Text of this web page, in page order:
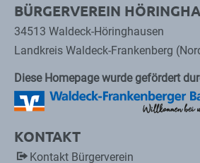
BÜRGERVEREIN
34513 Waldeck-Höringhausen
Landkreis Waldeck-Frankenberg
Diese Homepage wurde gefördert
KONTAKT
Kontakt Bürgerverein